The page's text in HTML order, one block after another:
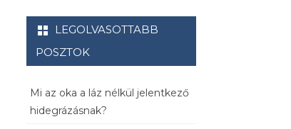
LEGOLVASOTTABB
POSZTOK
Mi az oka a láz nélkül jelentkező
hidegrázásnak?